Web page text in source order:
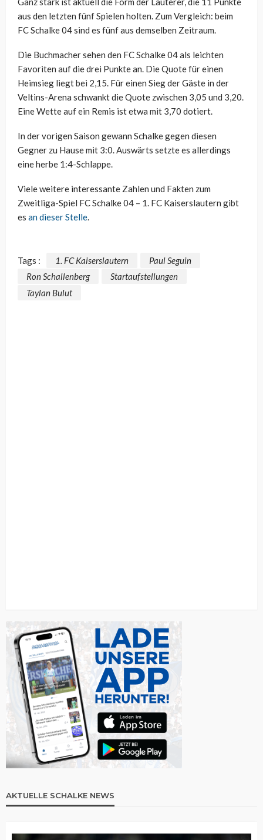
aus den letzten fünf Spielen holten. Zum Vergleich: beim
FC Schalke 04 sind es fünf aus demselben Zeitraum.
Die Buchmacher sehen den FC Schalke 04 als leichten
Favoriten auf die drei Punkte an. Die Quote für einen
Heimsieg liegt bei 2,15. Für einen Sieg der Gäste in der
Veltins-Arena schwankt die Quote zwischen 3,05 und 3,20.
Eine Wette auf ein Remis ist etwa mit 3,70 dotiert.
In der vorigen Saison gewann Schalke gegen diesen
Gegner zu Hause mit 3:0. Auswärts setzte es allerdings
eine herbe 1:4-Schlappe.
Viele weitere interessante Zahlen und Fakten zum
Zweitliga-Spiel FC Schalke 04 – 1. FC Kaiserslautern gibt
es an dieser Stelle.
Tags : 1. FC Kaiserslautern
Paul Seguin
Ron Schallenberg
Startaufstellungen
Taylan Bulut
AKTUELLE SCHALKE NEWS